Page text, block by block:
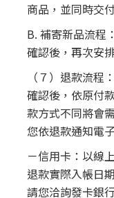
商品，並同時交
B. 補寄新品流程
確認後，再次安
（７）退款流
確認後，依原付
款方式不同將會
您依退款通知電
－信用卡：以線
退款實際入帳日
請您洽詢發卡銀